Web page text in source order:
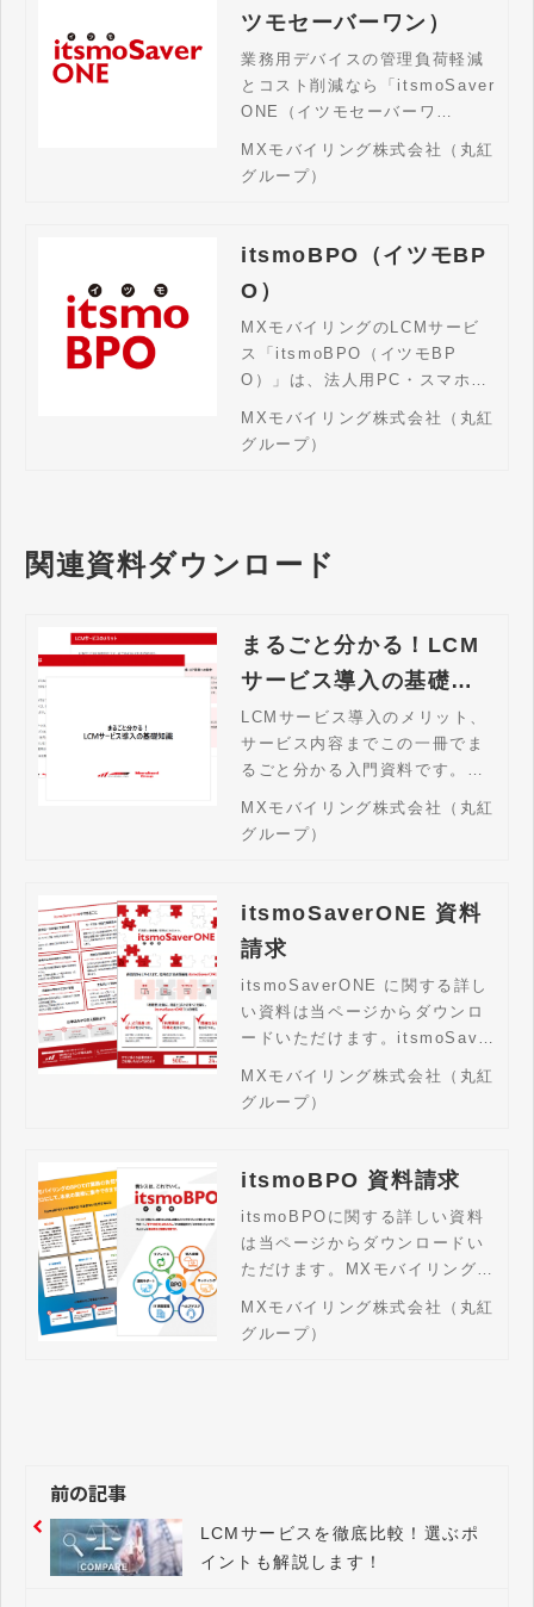
ツモセーバーワン）
業務用デバイスの管理負荷軽減
とコスト削減なら「itsmoSaver
ONE（イツモセーバーワ
化と経費の最適化を実現する法
人向けソリューションです。
MXモバイリング株式会社（丸紅
グループ）
itsmoBPO（イツモBP
O）
MXモバイリングのLCMサービ
ス「itsmoBPO（イツモBP
O）」は、法人用PC・スマホの
を実現します。
MXモバイリング株式会社（丸紅
グループ）
関連資料ダウンロード
まるごと分かる！LCM
サービス導入の基礎知
識 資料請求
LCMサービス導入のメリット、
サービス内容までこの一冊でま
るごと分かる入門資料です。当
けます。
MXモバイリング株式会社（丸紅
グループ）
itsmoSaverONE 資料
請求
itsmoSaverONE に関する詳し
い資料は当ページからダウンロ
ードいただけます。itsmoSaver
理、支払代行、申請ワークフロ
ーまでを一元化。煩雑な運用業
化と経費の最適化を実現する法
人向けソリューションです。
MXモバイリング株式会社（丸紅
グループ）
itsmoBPO 資料請求
itsmoBPOに関する詳しい資料
は当ページからダウンロードい
ただけます。MXモバイリングの
LCMサービス「itsmoBPO（イ
ツモBPO）」は、法人用PC・
MXモバイリング株式会社（丸紅
グループ）
前の記事
LCMサービスを徹底比較！選ぶポ
イントも解説します！